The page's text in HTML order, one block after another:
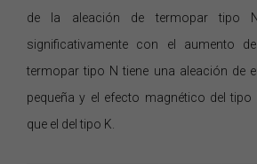
de la aleación de termopar tipo
N
significativamente con el aumento
termopar tipo N tiene una aleación de
pequeña y el efecto magnético deltipo
que el del tipo K.